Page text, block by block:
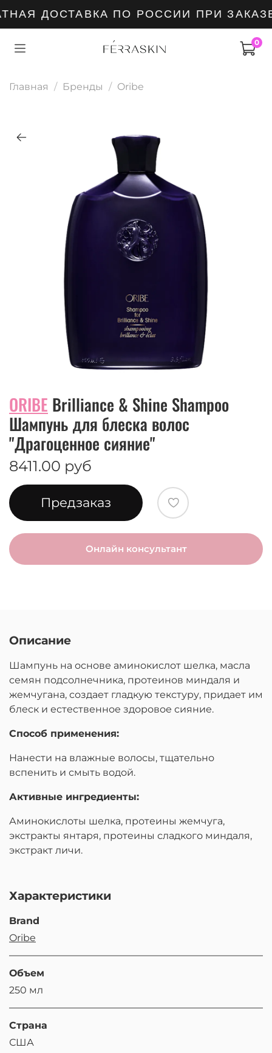
ДОСТАВКА ПО РОССИИ ПРИ ЗАКАЗЕ
0
Главная Бренды Oribe
ORIBE Brilliance & Shine Shampoo
Шампунь для блеска волос
"Драгоценное сияние"
8411.00 руб
Предзаказ
Онлайн консультант
Описание
Шампунь на основе аминокислот шелка, масла
семян подсолнечника, протеинов миндаля и
жемчугана, создает гладкую текстуру, придает им
блеск и естественное здоровое сияние.
Способ применения:
Нанести на влажные волосы, тщательно
вспенить и смыть водой.
Активные ингредиенты:
Аминокислоты шелка, протеины жемчуга,
экстракты янтаря, протеины сладкого миндаля,
экстракт личи.
Характеристики
Brand
Oribe
Объем
250 мл
Страна
США